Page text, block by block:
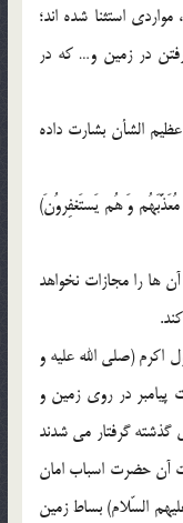
استثنا شده اند؛
در زمین و… که در
الشأن بشارت داده
مُعَذَّبَهُم وَ هُم یَستَغفِروُنَ)
ها را مجازات نخواهد
ذکر شده است: 1.وجود رسول اکرم (صلی الله علیه و
پیامبر در روی زمین و
گذشته گرفتار می شدند
آن حضرت اسباب امان
السّلام) بساط زمین